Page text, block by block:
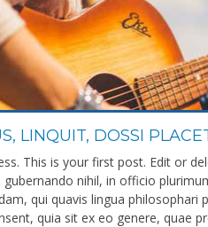
LINQUIT, DOSSI
This is your first post. Edit or
gubernando nihil, in officio
qui quavis lingua philosophari
quia sit ex eo genere, quae